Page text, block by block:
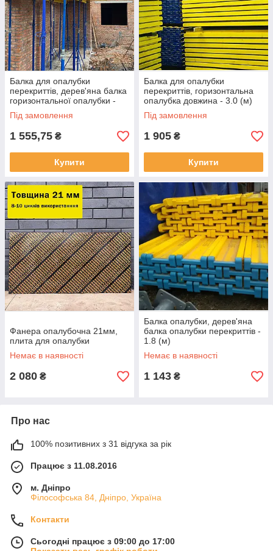
Балка для опалубки
перекриттів, дерев'яна балка
горизонтальної опалубки -
2.45 (м)
Під замовлення
1 555,75 ₴
Купити
Балка для опалубки
перекриттів, горизонтальна
опалубка довжина - 3.0 (м)
Під замовлення
1 905 ₴
Купити
Фанера опалубочна 21мм,
плита для опалубки
Немає в наявності
2 080 ₴
Балка опалубки, дерев'яна
балка опалубки перекриттів -
1.8 (м)
Немає в наявності
1 143 ₴
Про нас
100% позитивних з 31 відгука за рік
Працює з 11.08.2016
м. Дніпро
Філософська 84, Дніпро, Україна
Контакти
Сьогодні працює з 09:00 до 17:00